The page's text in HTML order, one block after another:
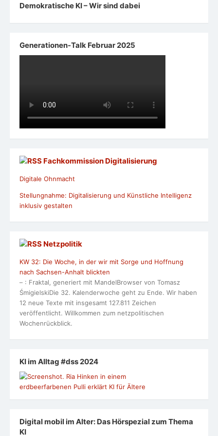
Demokratische KI – Wir sind dabei
Generationen-Talk Februar 2025
Fachkommission Digitalisierung
Digitale Ohnmacht
Stellungnahme: Digitalisierung und Künstliche Intelligenz
inklusiv gestalten
Netzpolitik
KW 32: Die Woche, in der wir mit Sorge und Hoffnung
nach Sachsen-Anhalt blickten
– : Fraktal, generiert mit MandelBrowser von Tomasz
ŚmigielskiDie 32. Kalenderwoche geht zu Ende. Wir haben
12 neue Texte mit insgesamt 127.811 Zeichen
veröffentlicht. Willkommen zum netzpolitischen
Wochenrückblick.
KI im Alltag #dss 2024
Digital mobil im Alter: Das Hörspezial zum Thema
KI